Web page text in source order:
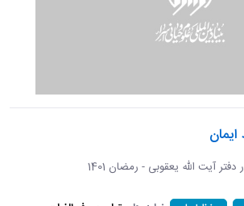
دفتر آیت الله یعقوبی - رمضان 1401